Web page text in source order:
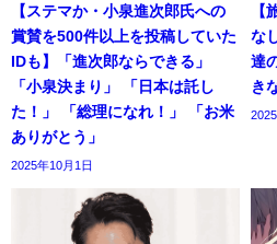
【ステマか・小泉進次郎氏への
賞賛を500件以上を投稿していた
IDも】「進次郎ならできる」
「小泉決まり」 「日本は託し
た！」 「総理になれ！」 「お米
ありがとう」
2025年10月1日
【
な
達
き